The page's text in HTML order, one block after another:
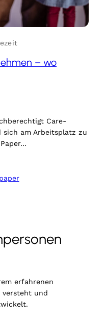
– wo
Care-
sich am Arbeitsplatz zu
erfahrenen
versteht und